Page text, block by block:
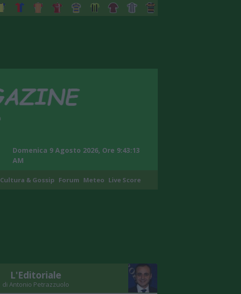
Domenica 9 Agosto 2026, Ore 9:43:14
AM
Cultura & Gossip Forum Meteo Live Score
L'Editoriale
di Antonio Petrazzuolo